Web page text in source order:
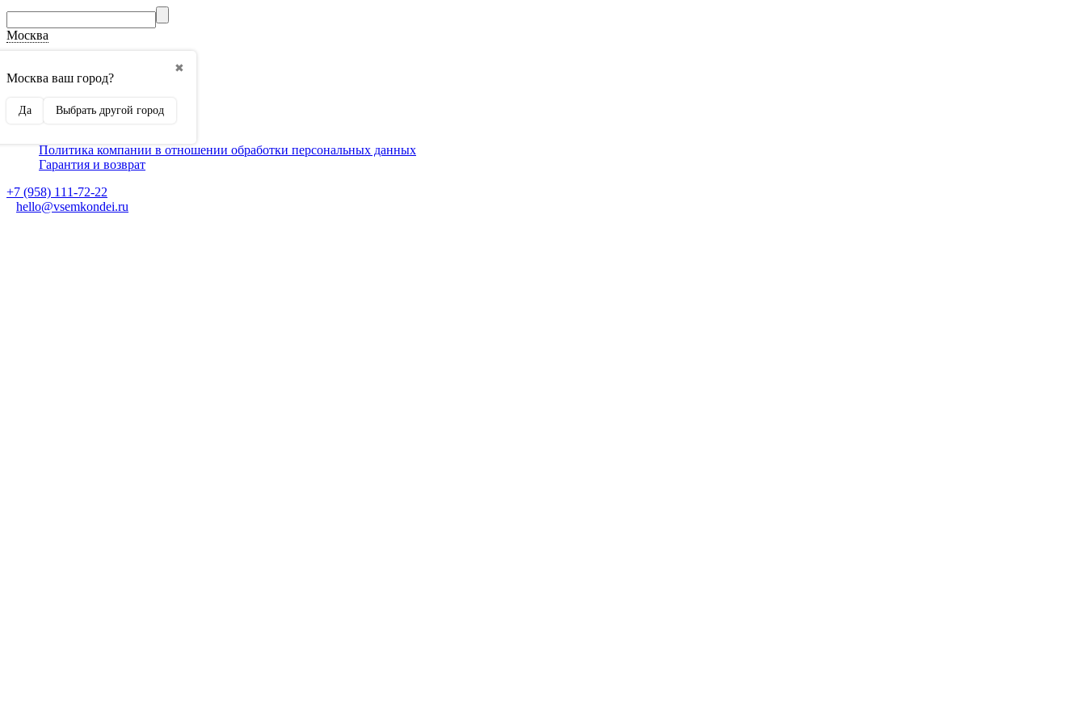
Москва
✖
Москва ваш город?
Да Выбрать другой город
Способы оплаты
Монтаж кондиционеров
Для партнеров
Политика компании в отношении обработки персональных данных
Гарантия и возврат
+7 (958) 111-72-22
hello@vsemkondei.ru